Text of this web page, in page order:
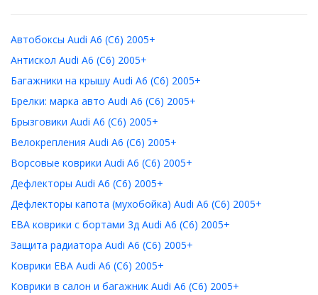
Автобоксы Audi A6 (C6) 2005+
Антискол Audi A6 (C6) 2005+
Багажники на крышу Audi A6 (C6) 2005+
Брелки: марка авто Audi A6 (C6) 2005+
Брызговики Audi A6 (C6) 2005+
Велокрепления Audi A6 (C6) 2005+
Ворсовые коврики Audi A6 (C6) 2005+
Дефлекторы Audi A6 (C6) 2005+
Дефлекторы капота (мухобойка) Audi A6 (C6) 2005+
ЕВА коврики с бортами 3д Audi A6 (C6) 2005+
Защита радиатора Audi A6 (C6) 2005+
Коврики ЕВА Audi A6 (C6) 2005+
Коврики в салон и багажник Audi A6 (C6) 2005+